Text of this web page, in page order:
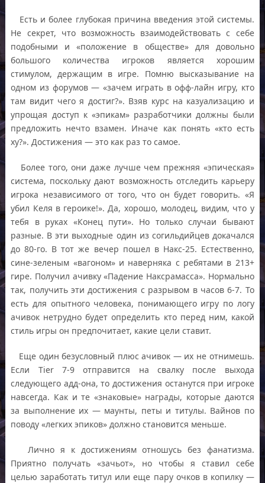
Есть и более глубокая причина введения этой системы.
Не секрет, что возможность взаимодействовать с себе
подобными и «положение в обществе» для довольно
большого количества игроков является хорошим
стимулом, держащим в игре. Помню высказывание на
одном из форумов — «зачем играть в офф-лайн игру, кто
там видит чего я достиг?». Взяв курс на казуализацию и
упрощая доступ к «эпикам» разработчики должны были
предложить нечто взамен. Иначе как понять «кто есть
ху?». Достижения — это как раз то самое.
Более того, они даже лучше чем прежняя «эпическая»
система, поскольку дают возможность отследить карьеру
игрока независимого от того, что он будет говорить. «Я
убил Келя в героике!». Да, хорошо, молодец, видим, что у
тебя в руках «Конец пути». Но только случаи бывают
разные. В эти выходные один из согильдийцев докачался
до 80-го. В тот же вечер пошел в Накс-25. Естественно,
сине-зеленым «вагоном» и наверняка с ребятами в 213+
гире. Получил ачивку «Падение Наксрамасса». Нормально
так, получить эти достижения с разрывом в часов 6-7. То
есть для опытного человека, понимающего игру по логу
ачивок нетрудно будет определить кто перед ним, какой
стиль игры он предпочитает, какие цели ставит.
Еще один безусловный плюс ачивок — их не отнимешь.
Если Tier 7-9 отправится на свалку после выхода
следующего адд-она, то достижения останутся при игроке
навсегда. Как и те «знаковые» награды, которые даются
за выполнение их — маунты, петы и титулы. Вайнов по
поводу «легких эпиков» должно становится меньше.
Лично я к достижениям отношусь без фанатизма.
Приятно получать «зачьот», но чтобы я ставил себе
целью заработать титул или еще пару очков в копилку —